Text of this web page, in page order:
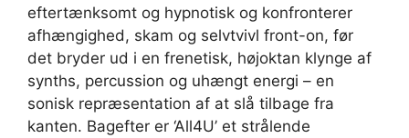
eftertænksomt og hypnotisk og konfronterer
afhængighed, skam og selvtvivl front-on, før
det bryder ud i en frenetisk, højoktan klynge af
synths, percussion og uhængt energi – en
sonisk repræsentation af at slå tilbage fra
kanten. Bagefter er ‘All4U’ et strålende